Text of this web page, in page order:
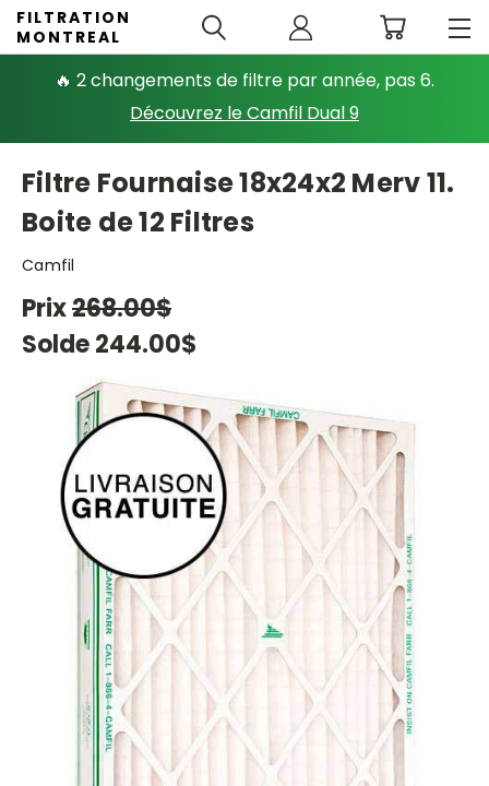
🔥 2 changements de filtre par année, pas 6.
Découvrez le Camfil Dual 9
FILTRATION
MONTREAL
Filtre Fournaise 18x24x2 Merv 11.
Boite de 12 Filtres
Camfil
Prix268.00$
Solde244.00$